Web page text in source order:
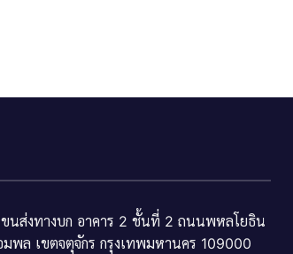
ขนส่งทางบก อาคาร 2 ชั้นที่ 2 ถนนพหลโยธิน
มพล เขตจตุจักร กรุงเทพมหานคร 109000